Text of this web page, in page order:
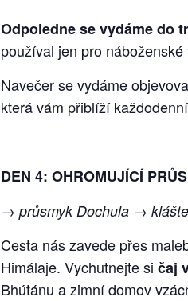
Odpoledne se vydáme do
používal jen pro náboženské
Navečer se vydáme
která vám přiblíží
DEN 4: OHROMUJÍCÍ
→ průsmyk Dochula →
Cesta nás zavede přes
Himálaje. Vychutnejte si čaj
Bhútánu a zimní domov